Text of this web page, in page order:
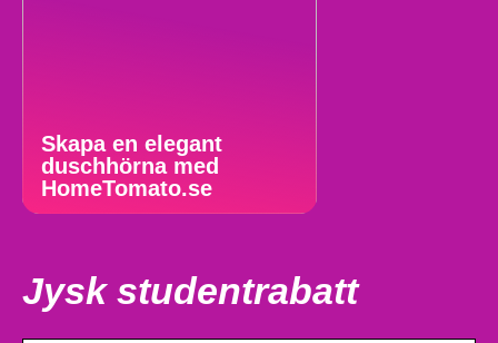
Skapa en elegant
duschhörna med
HomeTomato.se
Jysk studentrabatt